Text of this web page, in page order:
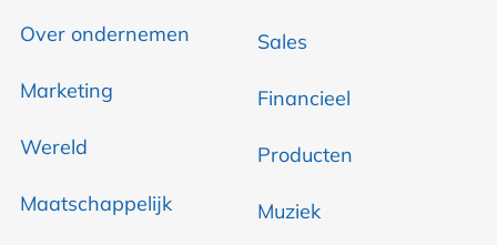
Over ondernemen
Marketing
Wereld
Maatschappelijk
Sales
Financieel
Producten
Muziek